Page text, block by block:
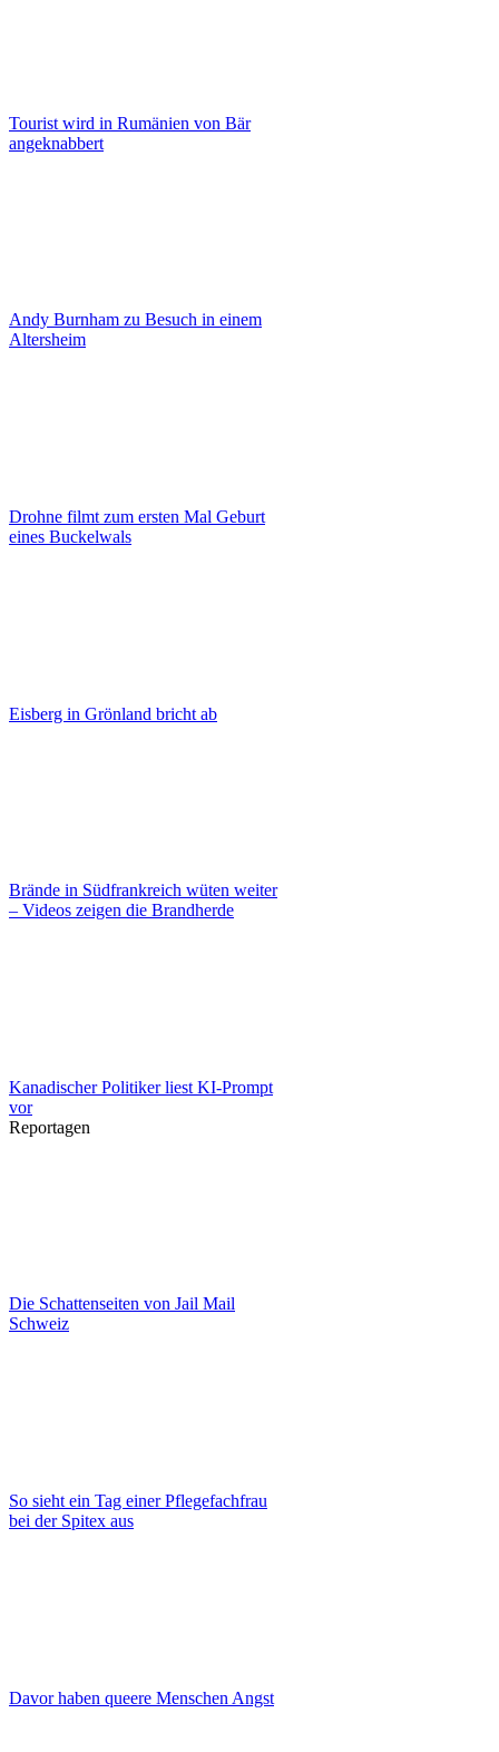
Tourist wird in Rumänien von Bär
angeknabbert
Andy Burnham zu Besuch in einem
Altersheim
Drohne filmt zum ersten Mal Geburt
eines Buckelwals
Eisberg in Grönland bricht ab
Brände in Südfrankreich wüten weiter
– Videos zeigen die Brandherde
Kanadischer Politiker liest KI-Prompt
vor
Reportagen
Die Schattenseiten von Jail Mail
Schweiz
So sieht ein Tag einer Pflegefachfrau
bei der Spitex aus
Davor haben queere Menschen Angst